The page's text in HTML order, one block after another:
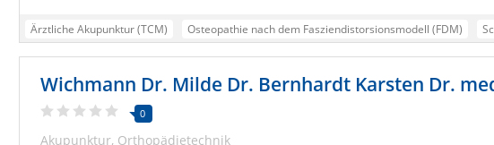
Ärztliche Akupunktur (TCM) Osteopathie nach dem Fasziendistorsionsmodell (FDM)
Behandlung von Beschwerden des Bewegungsapparates
Kombinierte therapeutische Konzepte (manuelle Verfahren + nadelbasierte Techniken)
Schmerzbehandlung des Bewegungsapparates
Wichmann Dr. Milde Dr. Bernhardt Karsten Dr.
0
Akupunktur Orthopädietechnik